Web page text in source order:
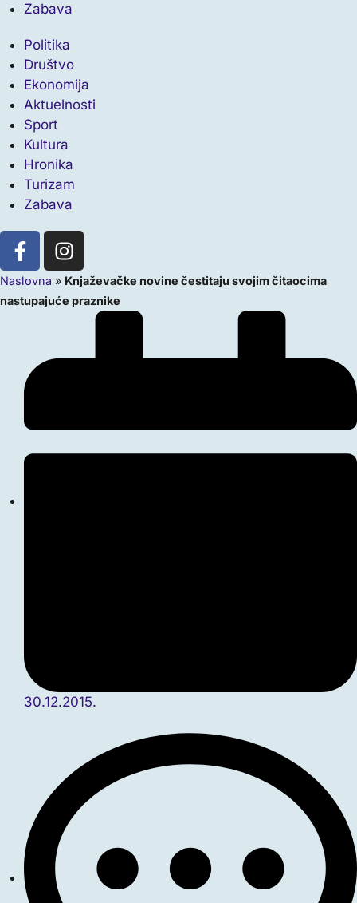
Zabava
Politika
Društvo
Ekonomija
Aktuelnosti
Sport
Kultura
Hronika
Turizam
Zabava
Naslovna » Knjaževačke novine čestitaju svojim čitaocima
nastupajuće praznike
30.12.2015.